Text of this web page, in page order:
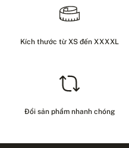
Kích thước từ XS đến XXXXL
Đổi sản phẩm nhanh chóng